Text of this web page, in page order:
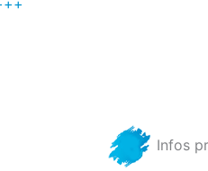
Infos